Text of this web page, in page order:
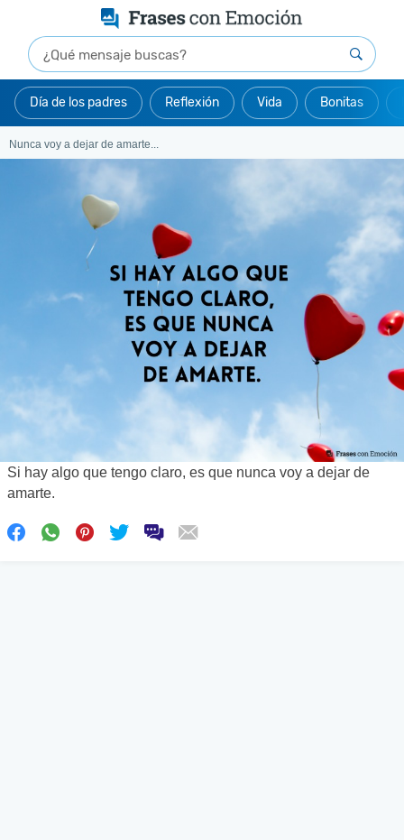
Día de los padres Reflexión Vida Bonitas
Nunca voy a dejar de amarte...
Si hay algo que tengo claro, es que nunca voy a dejar de
amarte.